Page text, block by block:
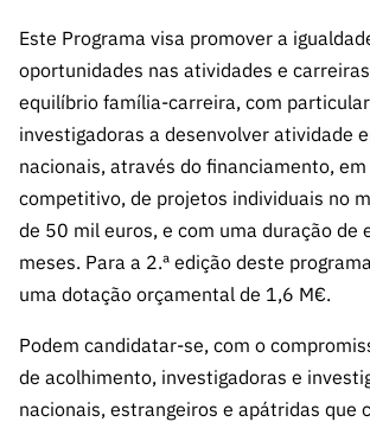
Este Programa visa promover a
oportunidades nas atividades e
equilíbrio família-carreira, com
investigadoras a desenvolver atividade
nacionais, através do financiamento,
competitivo, de projetos individuais no
de 50 mil euros, e com uma duração de
meses. Para a 2.ª edição deste
uma dotação orçamental de 1,6 M€.
Podem candidatar-se, com o
de acolhimento, investigadoras e
nacionais, estrangeiros e apátridas que